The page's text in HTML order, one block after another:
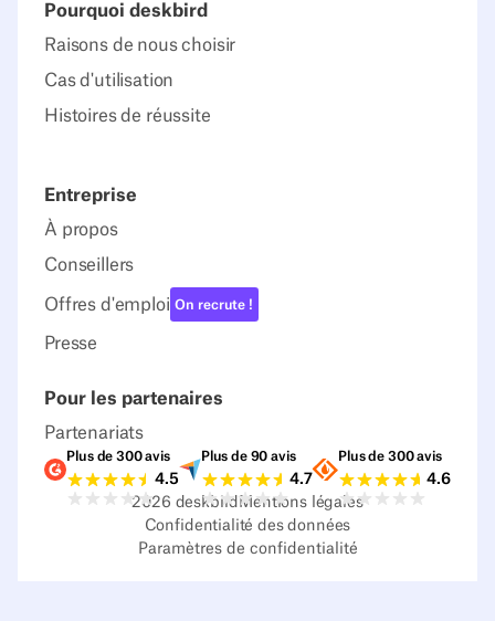
Pourquoi deskbird
Raisons de nous choisir
Cas d'utilisation
Histoires de réussite
Entreprise
À propos
Conseillers
Offres d'emploi On recrute !
Presse
Pour les partenaires
Partenariats
Notes G2
Plus de 300 avis
4.5
Notes Capterra
Plus de 90 avis
4.7
Notes
Plus de 300 avis
4.6
2026 deskbirdMentions légales
Confidentialité des données
Paramètres de confidentialité